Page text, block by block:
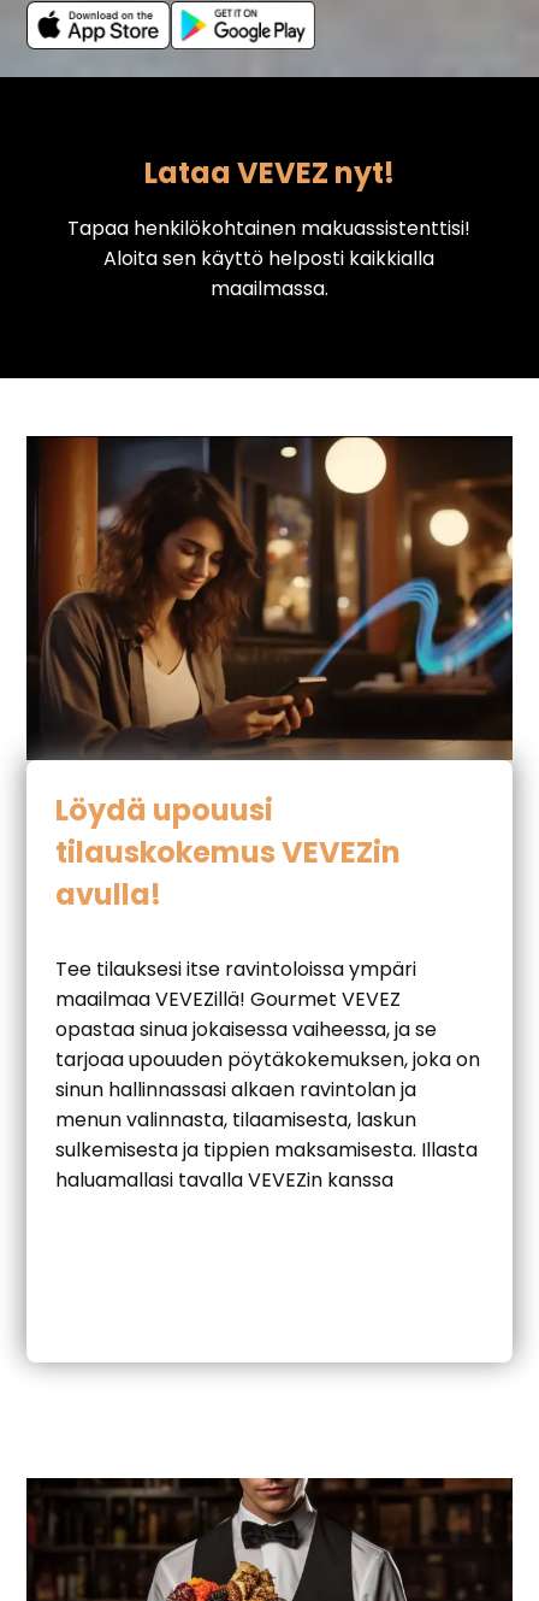
Lataa VEVEZ nyt!
Tapaa henkilökohtainen makuassistenttisi!
Aloita sen käyttö helposti kaikkialla
maailmassa.
Löydä upouusi
tilauskokemus VEVEZin
avulla!
Tee tilauksesi itse ravintoloissa ympäri
maailmaa VEVEZillä! Gourmet VEVEZ
opastaa sinua jokaisessa vaiheessa, ja se
tarjoaa upouuden pöytäkokemuksen, joka on
sinun hallinnassasi alkaen ravintolan ja
menun valinnasta, tilaamisesta, laskun
sulkemisesta ja tippien maksamisesta. Illasta
haluamallasi tavalla VEVEZin kanssa